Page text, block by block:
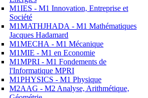
M1IES - M1 Innovation, Entreprise et
Société
M1MATHJHADA - M1 Mathématiques
Jacques Hadamard
M1MECHA - M1 Mécanique
M1MIE - M1 en Economie
M1MPRI - M1 Fondements de
l'Informatique MPRI
M1PHYSICS - M1 Physique
M2AAG - M2 Analyse, Arithmétique,